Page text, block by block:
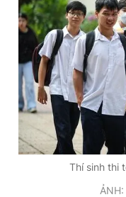
Thí sinh thi